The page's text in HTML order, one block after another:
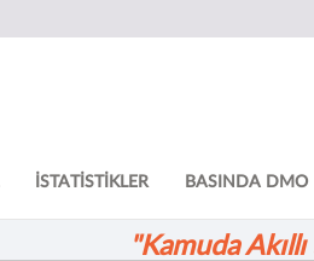
İSTATİSTİKLER BASINDA DMO
"Kamuda